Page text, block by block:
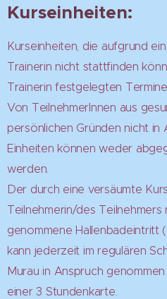
Kurseinheiten:
Kurseinheiten, die aufgrund
Trainerin nicht stattfinden
Trainerin festgelegten
Von TeilnehmerInnen aus
persönlichen Gründen nicht in
Einheiten können weder
werden.
Der durch eine versäumte
Teilnehmerin/des Teilnehmers
genommene Hallenbadeintritt
kann jederzeit im regulären
Murau in Anspruch
einer 3 Stundenkarte.